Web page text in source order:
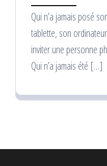
Qui n’a jamais posé
tablette, son
inviter une personne
Qui n’a jamais été […]